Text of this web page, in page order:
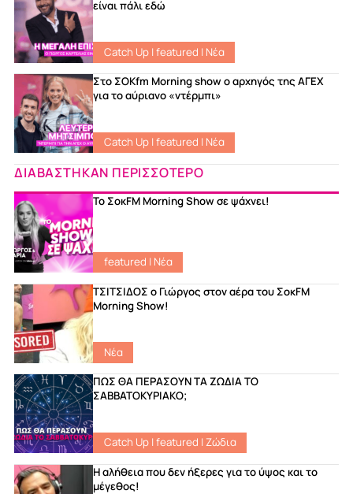
είναι πάλι εδώ
Catch Up|featured | Νέα
Στο ΣΟKfm Morning show ο αρχηγός της ΑΓΕΧ
για το αύριανο «ντέρμπι»
Catch Up|featured | Νέα
ΔΙΑΒΑΣΤΗΚΑΝ ΠΕΡΙΣΣΟΤΕΡΟ
Το ΣοκFM Morning Show σε ψάχνει!
featured | Νέα
ΤΣΙΤΣΙΔΟΣ ο Γιώργος στον αέρα του ΣοκFM
Morning Show!
Νέα
ΠΩΣ ΘΑ ΠΕΡΑΣΟΥΝ ΤΑ ΖΩΔΙΑ ΤΟ
ΣΑΒΒΑΤΟΚΥΡΙΑΚΟ;
Catch Up|featured | Ζώδια
Η αλήθεια που δεν ήξερες για το ύψος και το
μέγεθος!